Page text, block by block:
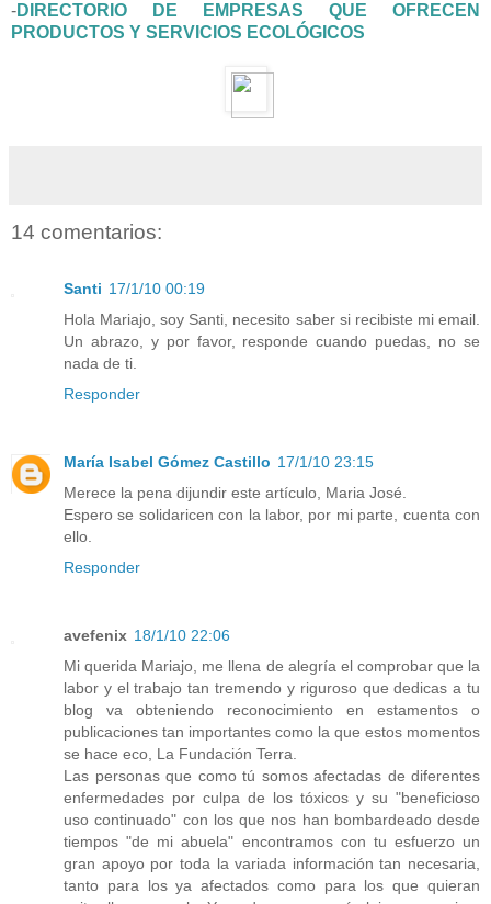
-DIRECTORIO DE EMPRESAS QUE OFRECEN
PRODUCTOS Y SERVICIOS ECOLÓGICOS
14 comentarios:
Santi 17/1/10 00:19
Hola Mariajo, soy Santi, necesito saber si recibiste mi email.
Un abrazo, y por favor, responde cuando puedas, no se
nada de ti.
Responder
María Isabel Gómez Castillo 17/1/10 23:15
Merece la pena dijundir este artículo, Maria José.
Espero se solidaricen con la labor, por mi parte, cuenta con
ello.
Responder
avefenix 18/1/10 22:06
Mi querida Mariajo, me llena de alegría el comprobar que la
labor y el trabajo tan tremendo y riguroso que dedicas a tu
blog va obteniendo reconocimiento en estamentos o
publicaciones tan importantes como la que estos momentos
se hace eco, La Fundación Terra.
Las personas que como tú somos afectadas de diferentes
enfermedades por culpa de los tóxicos y su "beneficioso
uso continuado" con los que nos han bombardeado desde
tiempos "de mi abuela" encontramos con tu esfuerzo un
gran apoyo por toda la variada información tan necesaria,
tanto para los ya afectados como para los que quieran